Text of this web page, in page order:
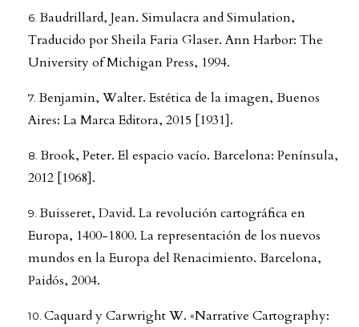
Baudrillard, Jean. Simulacra and Simulation,
Traducido por Sheila Faria Glaser. Ann Harbor: The
University of Michigan Press, 1994.
Benjamin, Walter. Estética de la imagen, Buenos
Aires: La Marca Editora, 2015 [1931].
Brook, Peter. El espacio vacío. Barcelona: Península,
2012 [1968].
Buisseret, David. La revolución cartográfica en
Europa, 1400-1800. La representación de los nuevos
mundos en la Europa del Renacimiento. Barcelona,
Paidós, 2004.
Caquard y Carwright W. «Narrative Cartography: